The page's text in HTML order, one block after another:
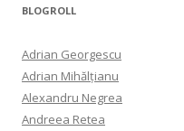
BLOGROLL
Adrian Georgescu
Adrian Mihălțianu
Alexandru Negrea
Andreea Retea